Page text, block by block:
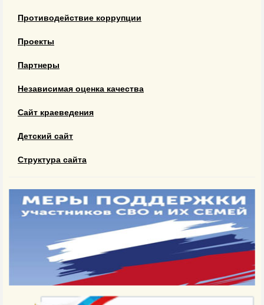
Противодействие коррупции
Проекты
Партнеры
Независимая оценка качества
Сайт краеведения
Детский сайт
Структура сайта